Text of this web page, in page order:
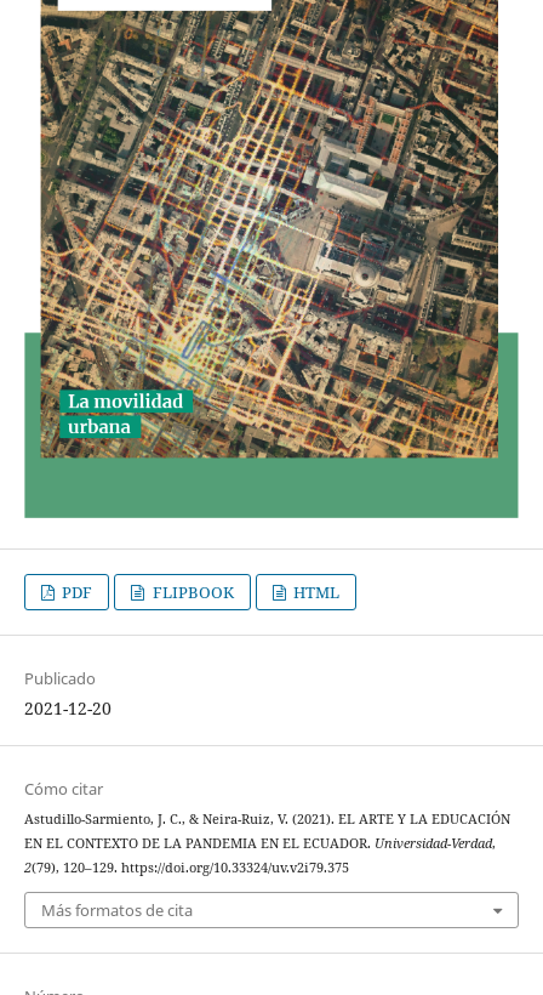
PDF FLIPBOOK HTML
Publicado
2021-12-20
Cómo citar
Astudillo-Sarmiento, J. C., & Neira-Ruiz, V. (2021). EL ARTE Y LA EDUCACIÓN
EN EL CONTEXTO DE LA PANDEMIA EN EL ECUADOR. Universidad-Verdad,
2(79), 120–129. https://doi.org/10.33324/uv.v2i79.375
Más formatos de cita